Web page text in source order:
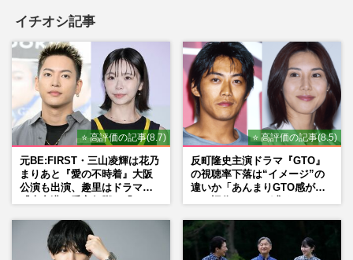
イチオシ記事
⭐ 高評価の記事(8.7)
元BE:FIRST・三山凌輝は花乃
まりあと『愛の不時着』大阪
公演も出演、趣里はドラマ
⭐ 高評価の記事(8.5)
反町隆史主演ドラマ『GTO』
の視聴率下落は“イメージ”の
違いか「あんまりGTO感がな